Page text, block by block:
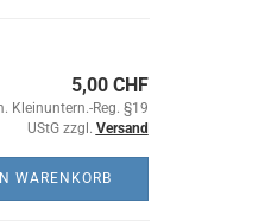
5,00 CHF
Kleinuntern.-Reg. §19
UStG zzgl. Versand
WARENKORB